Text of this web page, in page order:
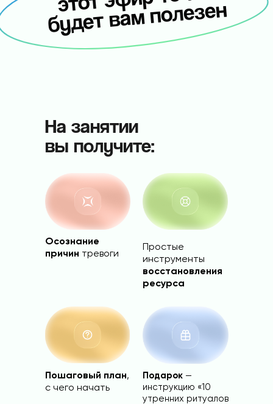
м полезен
На занятии
вы получите:
Осознание
причин тревоги
Простые
инструменты
восстановления
ресурса
Пошаговый план,
с чего начать
Подарок —
инструкцию «10
утренних ритуалов